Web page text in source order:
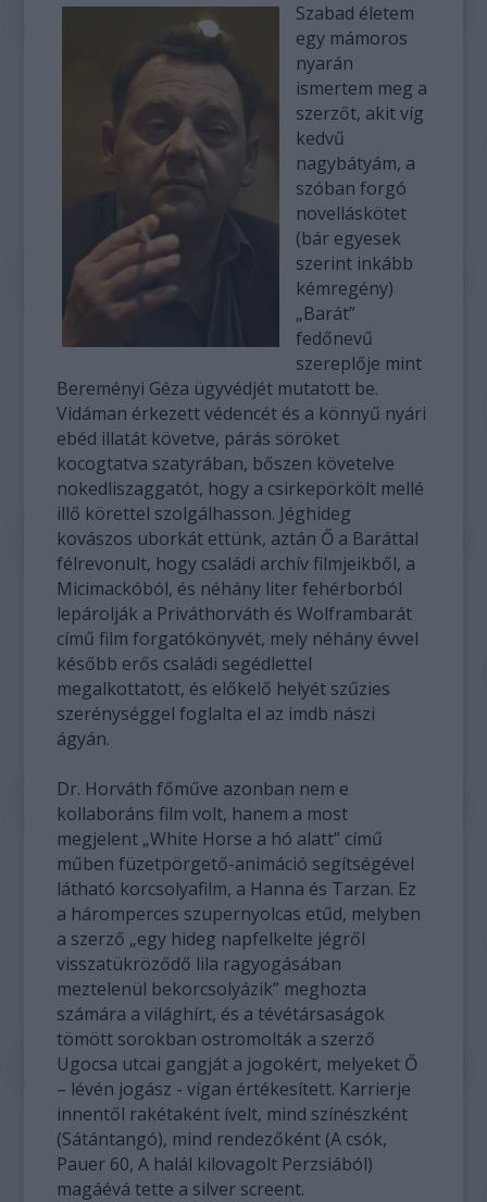
Szabad életem
egy mámoros
nyarán
ismertem meg a
szerzőt, akit víg
kedvű
nagybátyám, a
szóban forgó
novelláskötet
(bár egyesek
szerint inkább
kémregény)
„Barát”
fedőnevű
szereplője mint
Bereményi Géza ügyvédjét mutatott be.
Vidáman érkezett védencét és a könnyű nyári
ebéd illatát követve, párás söröket
kocogtatva szatyrában, bőszen követelve
nokedliszaggatót, hogy a csirkepörkölt mellé
illő körettel szolgálhasson. Jéghideg
kovászos uborkát ettünk, aztán Ő a Baráttal
félrevonult, hogy családi archív filmjeikből, a
Micimackóból, és néhány liter fehérborból
lepárolják a Priváthorváth és Wolframbarát
című film forgatókönyvét, mely néhány évvel
később erős családi segédlettel
megalkottatott, és előkelő helyét szűzies
szerénységgel foglalta el az imdb nászi
ágyán.
Dr. Horváth főműve azonban nem e
kollaboráns film volt, hanem a most
megjelent „White Horse a hó alatt” című
műben füzetpörgető-animáció segítségével
látható korcsolyafilm, a Hanna és Tarzan. Ez
a háromperces szupernyolcas etűd, melyben
a szerző „egy hideg napfelkelte jégről
visszatükröződő lila ragyogásában
meztelenül bekorcsolyázik” meghozta
számára a világhírt, és a tévétársaságok
tömött sorokban ostromolták a szerző
Ugocsa utcai gangját a jogokért, melyeket Ő
– lévén jogász - vígan értékesített. Karrierje
innentől rakétaként ívelt, mind színészként
(Sátántangó), mind rendezőként (A csók,
Pauer 60, A halál kilovagolt Perzsiából)
magáévá tette a silver screent.